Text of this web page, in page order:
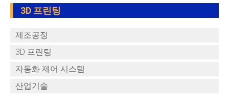
3D 프린팅
제조공정
3D 프린팅
자동화 제어 시스템
산업기술